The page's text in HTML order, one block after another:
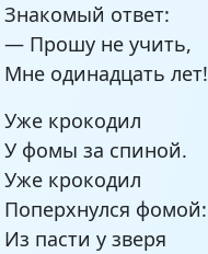
Знакомый ответ:
— Прошу не учить,
Мне одинадцать лет!
Уже крокодил
У фомы за спиной.
Уже крокодил
Поперхнулся фомой:
Из пасти у зверя